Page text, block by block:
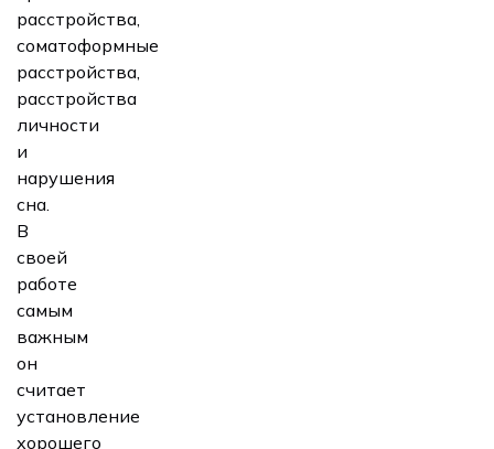
расстройства,
соматоформные
расстройства,
расстройства
личности
и
нарушения
сна.
В
своей
работе
самым
важным
он
считает
установление
хорошего